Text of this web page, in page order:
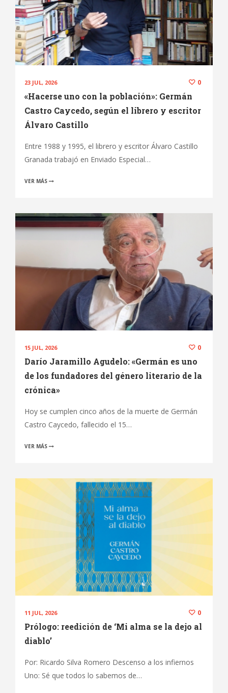
23 JUL, 2026 0
«Hacerse uno con la población»: Germán
Castro Caycedo, según el librero y escritor
Álvaro Castillo
Entre 1988 y 1995, el librero y escritor Álvaro Castillo
Granada trabajó en Enviado Especial…
VER MÁS
15 JUL, 2026 0
Darío Jaramillo Agudelo: «Germán es uno
de los fundadores del género literario de la
crónica»
Hoy se cumplen cinco años de la muerte de Germán
Castro Caycedo, fallecido el 15…
VER MÁS
11 JUL, 2026 0
Prólogo: reedición de ‘Mi alma se la dejo al
diablo’
Por: Ricardo Silva Romero Descenso a los infiernos
Uno: Sé que todos lo sabemos de…